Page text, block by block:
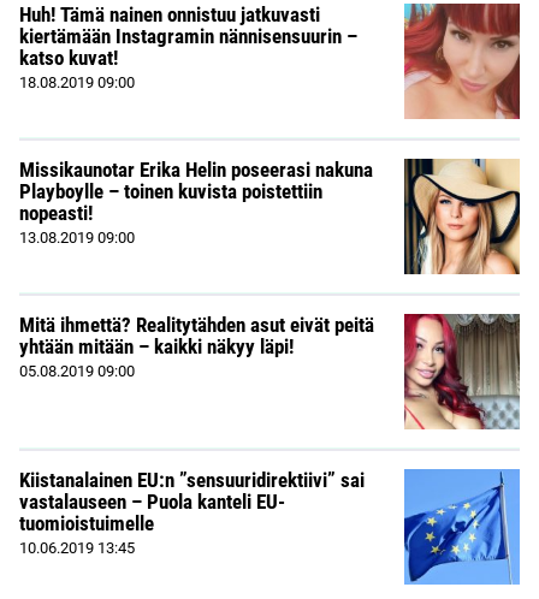
Huh! Tämä nainen onnistuu jatkuvasti
kiertämään Instagramin nännisensuurin –
katso kuvat!
18.08.2019 09:00
Missikaunotar Erika Helin poseerasi nakuna
Playboylle – toinen kuvista poistettiin
nopeasti!
13.08.2019 09:00
Mitä ihmettä? Realitytähden asut eivät peitä
yhtään mitään – kaikki näkyy läpi!
05.08.2019 09:00
Kiistanalainen EU:n ”sensuuridirektiivi” sai
vastalauseen – Puola kanteli EU-
tuomioistuimelle
10.06.2019 13:45